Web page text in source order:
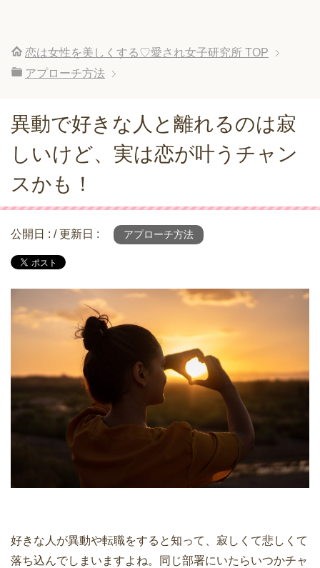
恋は女性を美しくする♡愛され女子研究所 TOP
アプローチ方法
異動で好きな人と離れるのは寂
しいけど、実は恋が叶うチャン
スかも！
公開日 : / 更新日 : アプローチ方法
好きな人が異動や転職をすると知って、寂しくて悲しくて
落ち込んでしまいますよね。同じ部署にいたらいつかチャ